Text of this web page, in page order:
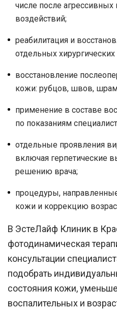
числе после агрессивных
воздействий;
реабилитация и
отдельных
восстановление
кожи: рубцов, швов,
применение в составе
по показаниям
отдельные проявления
включая герпетические
решению врача;
процедуры,
кожи и коррекцию
В ЭстеЛайф Клиник в
фотодинамическая
консультации
подобрать
состояния кожи,
воспалительных и